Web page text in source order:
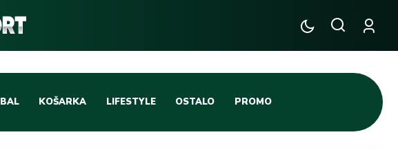
FUDBAL
KOŠARKA
EVROLIGA
LIFESTYLE OSTALO
TENIS
PROMO